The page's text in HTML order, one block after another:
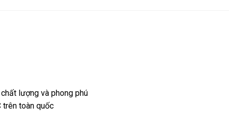
lượng và phong phú
trên toàn quốc